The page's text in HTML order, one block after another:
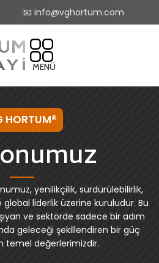
📧 info@vghortum.com
MENÜ
HORTUM®
yenilikçilik, sürdürülebilirlik,
liderlik üzerine kuruludur. Bu
ve sektörde sadece bir adım
geleceği şekillendiren bir güç
temel değerlerimizdir.